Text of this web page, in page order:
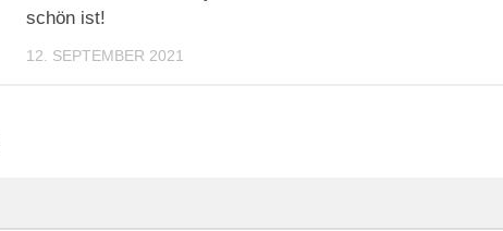
schön ist!
12. SEPTEMBER 2021